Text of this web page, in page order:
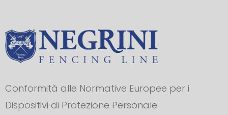
Conformità alle Normative Europee per i
Dispositivi di Protezione Personale.